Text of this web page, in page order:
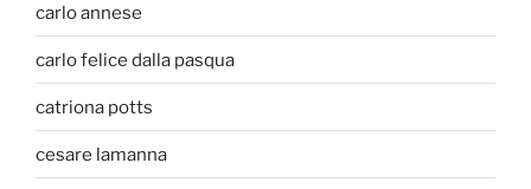
carlo annese
carlo felice dalla pasqua
catriona potts
cesare lamanna